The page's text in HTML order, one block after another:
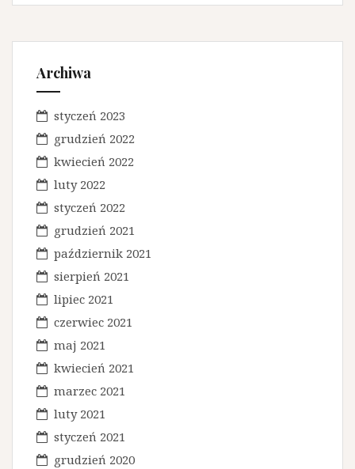
Archiwa
styczeń 2023
grudzień 2022
kwiecień 2022
luty 2022
styczeń 2022
grudzień 2021
październik 2021
sierpień 2021
lipiec 2021
czerwiec 2021
maj 2021
kwiecień 2021
marzec 2021
luty 2021
styczeń 2021
grudzień 2020